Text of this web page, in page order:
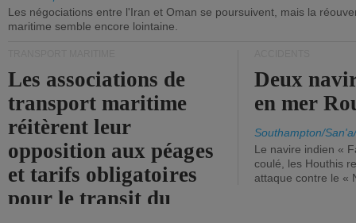
Les négociations entre l'Iran et Oman se poursuivent, mais la
maritime semble encore lointaine.
Les associations de
transport maritime
réitèrent leur
opposition aux péages
et tarifs obligatoires
pour le transit du
Deux
en mer
Southampton/
Le navire indien «
coulé, les Houthis
attaque contre le «